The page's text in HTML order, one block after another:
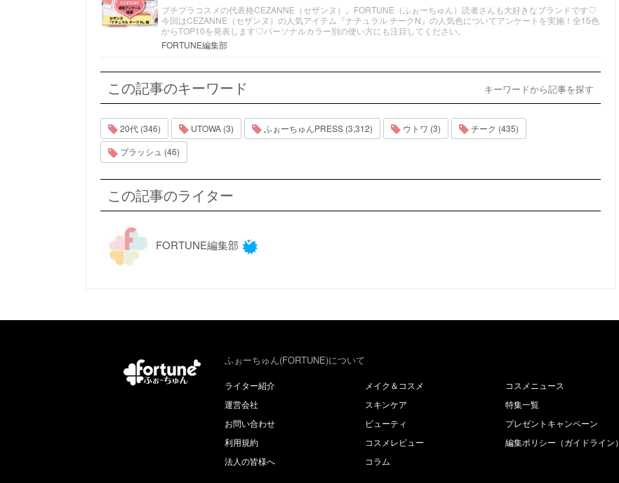
プチプラコスメの代表格CEZANNE（セザンヌ）。FORTUNE（ふぉーちゅん）読者さんも大好きなブランドです♡
今回はCEZANNE（セザンヌ）の人気アイテム『ナチュラル チークN』の人気色についてアンケートを実施！全15色
からTOP10を発表します♡パーソナルカラー別の使い方にも注目してください。
FORTUNE編集部
この記事のキーワード キーワードから記事を探す
20代 (346) UTOWA (3) ふぉーちゅんPRESS (3,312) ウトワ (3)
チーク (435)
ブラッシュ (46)
この記事のライター
FORTUNE編集部
ふぉーちゅん(FORTUNE)について
ライター紹介
運営会社
お問い合わせ
利用規約
法人の皆様へ
メイク＆コスメ
スキンケア
ビューティ
コスメレビュー
コラム
コスメニュース
特集一覧
プレゼントキャンペーン
編集ポリシー（ガイドライン）